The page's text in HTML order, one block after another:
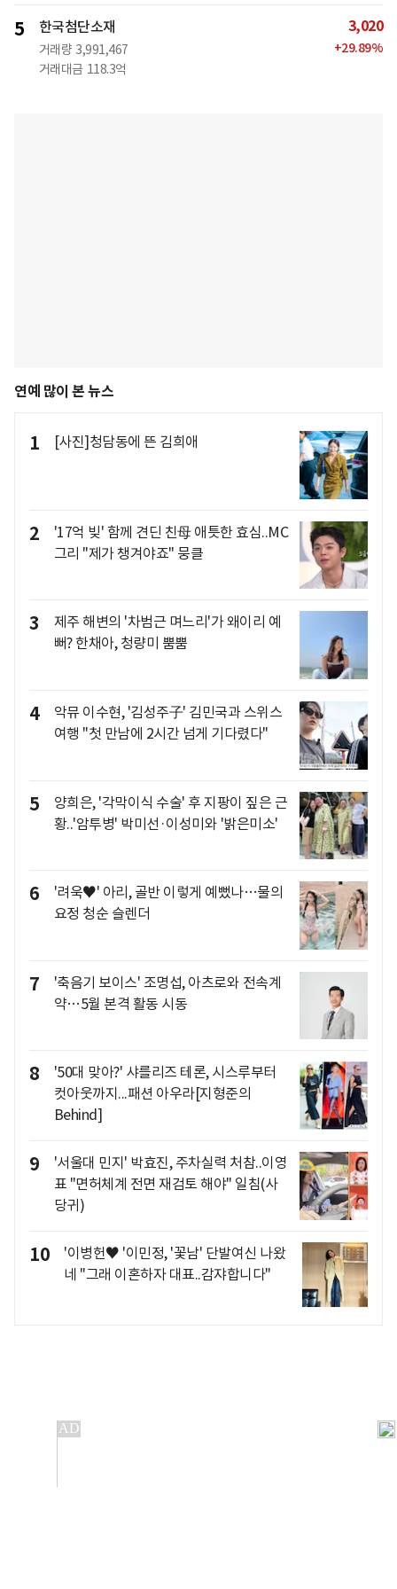
5 한국첨단소재
거래량 3,991,467
거래대금 118.3억
3,020
+29.89%
연예 많이 본 뉴스
1 [사진]청담동에 뜬 김희애
2
'17억 빚' 함께 견딘 친母 애틋한 효심..MC
그리 "제가 챙겨야죠" 뭉클
3
제주 해변의 '차범근 며느리'가 왜이리 예
뻐? 한채아, 청량미 뿜뿜
4
악뮤 이수현, '김성주子' 김민국과 스위스
여행 "첫 만남에 2시간 넘게 기다렸다"
5
양희은, '각막이식 수술' 후 지팡이 짚은 근
황..'암투병' 박미선·이성미와 '밝은미소'
6
'려욱♥' 아리, 골반 이렇게 예뻤나…물의
요정 청순 슬렌더
7
'축음기 보이스' 조명섭, 아츠로와 전속계
약…5월 본격 활동 시동
8
'50대 맞아?' 샤를리즈 테론, 시스루부터
컷아웃까지...패션 아우라[지형준의
Behind]
9
'서울대 민지' 박효진, 주차실력 처참..이영
표 "면허체계 전면 재검토 해야" 일침(사
당귀)
10
'이병헌♥ '이민정, '꽃남' 단발여신 나왔
네 "그래 이혼하자 대표..감쟈합니다"